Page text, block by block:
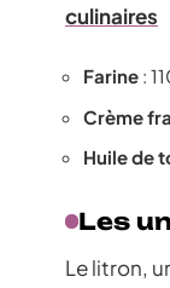
culinaires
Farine :
Crème
Huile de
Les
Le litron,